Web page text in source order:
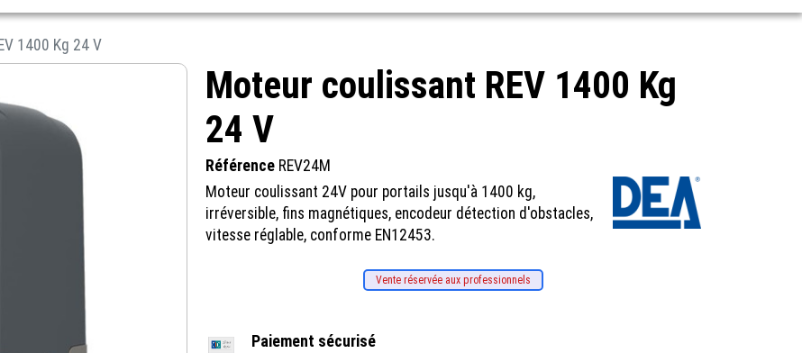
1400 Kg 24 V
Moteur coulissant REV 1400 Kg
24 V
Référence REV24M
Moteur coulissant 24V pour portails jusqu'à 1400 kg,
irréversible, fins magnétiques, encodeur détection d'obstacles,
vitesse réglable, conforme EN12453.
Vente réservée aux professionnels
Paiement sécurisé